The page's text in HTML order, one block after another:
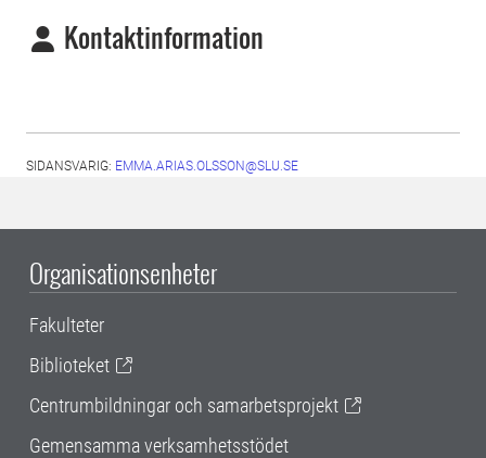
Kontaktinformation
SIDANSVARIG: EMMA.ARIAS.OLSSON@SLU.SE
Organisationsenheter
Fakulteter
Biblioteket
Centrumbildningar och samarbetsprojekt
Gemensamma verksamhetsstödet